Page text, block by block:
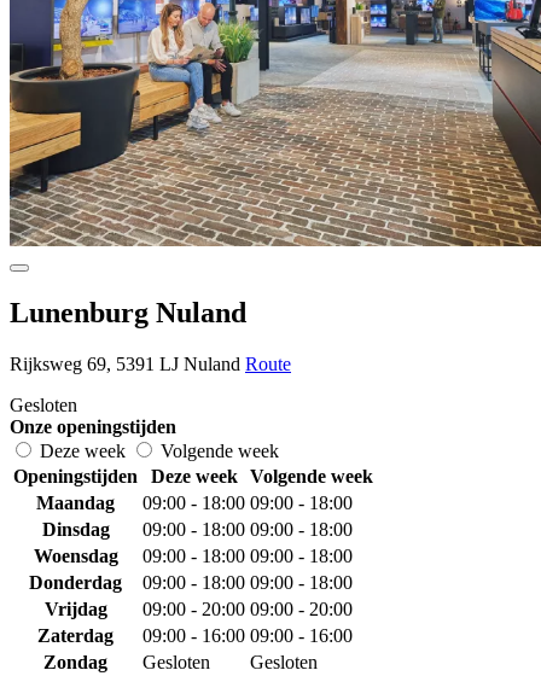
Lunenburg Nuland
Rijksweg 69, 5391 LJ Nuland Route
Gesloten
Onze openingstijden
Deze week
Volgende week
Openingstijden
Deze week
Volgende week
Maandag
09:00 - 18:00 09:00 - 18:00
Dinsdag
09:00 - 18:00 09:00 - 18:00
Woensdag
09:00 - 18:00 09:00 - 18:00
Donderdag
09:00 - 18:00 09:00 - 18:00
Vrijdag
09:00 - 20:00 09:00 - 20:00
Zaterdag
09:00 - 16:00 09:00 - 16:00
Zondag
Gesloten
Gesloten